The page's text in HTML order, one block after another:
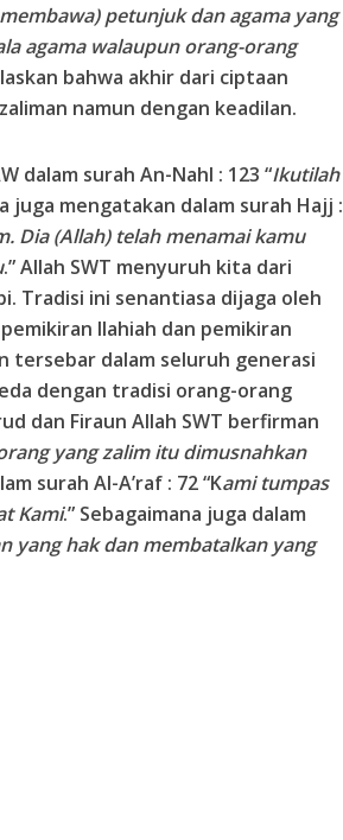
petunjuk dan agama yang
agama walaupun orang-orang
bahwa akhir dari ciptaan
namun dengan keadilan.
dalam surah An-Nahl : 123 “Ikutilah
juga mengatakan dalam surah Hajj :
Dia (Allah) telah menamai kamu
.” Allah SWT menyuruh kita dari
Tradisi ini senantiasa dijaga oleh
Ilahiah dan pemikiran
tersebar dalam seluruh generasi
dengan tradisi orang-orang
dan Firaun Allah SWT berfirman
yang zalim itu dimusnahkan
surah Al-A’raf : 72 “Kami tumpas
Kami.” Sebagaimana juga dalam
yang hak dan membatalkan yang